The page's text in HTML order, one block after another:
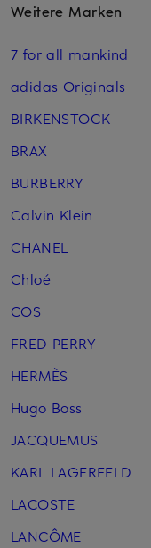
Weitere Marken
7 for all mankind
adidas Originals
BIRKENSTOCK
BRAX
BURBERRY
Calvin Klein
CHANEL
Chloé
COS
FRED PERRY
HERMÈS
Hugo Boss
JACQUEMUS
KARL LAGERFELD
LACOSTE
LANCÔME